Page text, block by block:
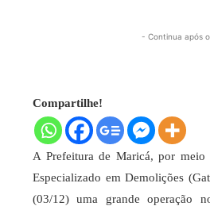
- Continua após
Compartilhe!
A Prefeitura de Maricá, por
Especializado em Demolições
(03/12) uma grande operação